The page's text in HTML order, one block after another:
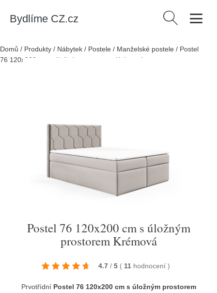
Bydlíme CZ.cz Vyhledávání
Domů / Produkty / Nábytek / Postele / Manželské postele / Postel
76 120x200 cm s úložným prostorem Krémová
Postel 76 120x200 cm s úložným
prostorem Krémová
4.7 / 5 ( 11 hodnocení )
Prvotřídní Postel 76 120x200 cm s úložným prostorem